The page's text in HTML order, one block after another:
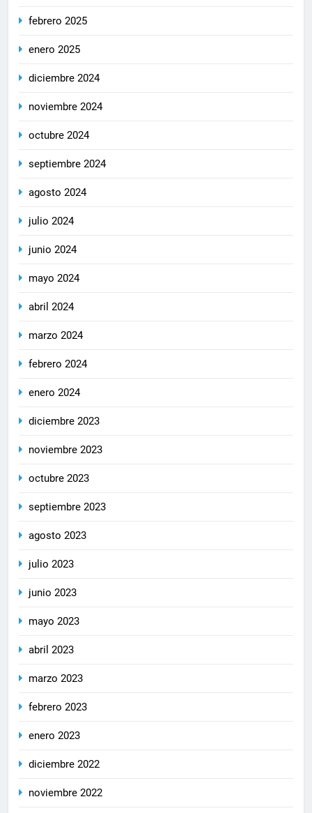
febrero 2025
enero 2025
diciembre 2024
noviembre 2024
octubre 2024
septiembre 2024
agosto 2024
julio 2024
junio 2024
mayo 2024
abril 2024
marzo 2024
febrero 2024
enero 2024
diciembre 2023
noviembre 2023
octubre 2023
septiembre 2023
agosto 2023
julio 2023
junio 2023
mayo 2023
abril 2023
marzo 2023
febrero 2023
enero 2023
diciembre 2022
noviembre 2022